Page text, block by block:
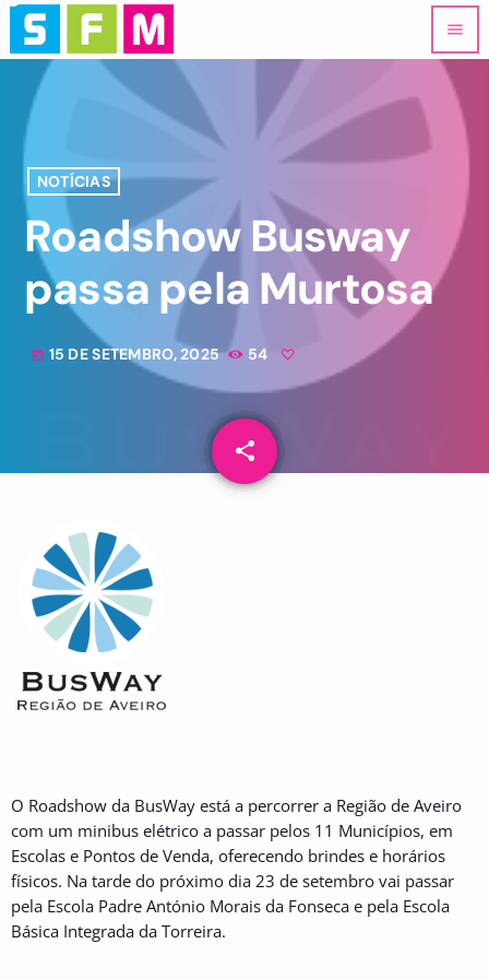
menu
NOTÍCIAS
Roadshow Busway
passa pela Murtosa
today 15 DE SETEMBRO, 2025 54
share
email
O Roadshow da BusWay está a percorrer a Região de Aveiro
com um minibus elétrico a passar pelos 11 Municípios, em
Escolas e Pontos de Venda, oferecendo brindes e horários
físicos. Na tarde do próximo dia 23 de setembro vai passar
pela Escola Padre António Morais da Fonseca e pela Escola
Básica Integrada da Torreira.